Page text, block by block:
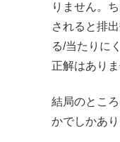
りません。
されると排
る/当たりに
正解はありま
結局のとこ
かでしかあり